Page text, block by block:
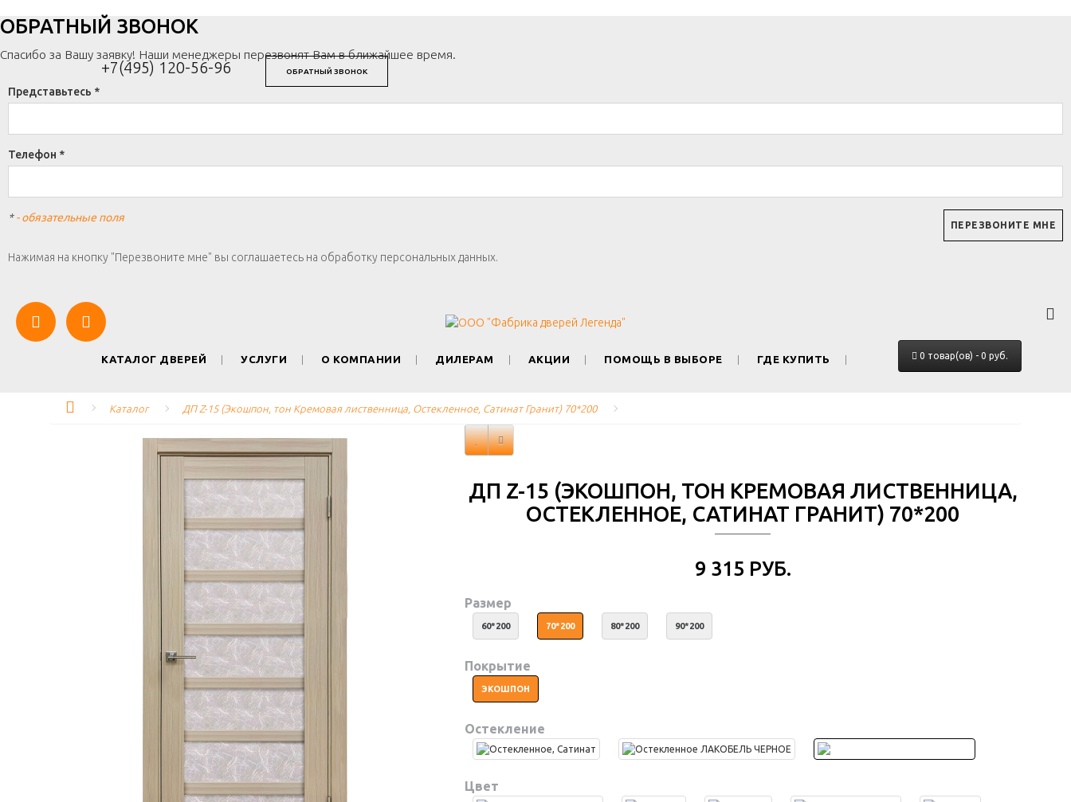
+7(495) 120-56-96 ОБРАТНЫЙ ЗВОНОК
ОБРАТНЫЙ ЗВОНОК
Спасибо за Вашу заявку! Наши менеджеры перезвонят Вам в ближайшее время.
Представьтесь *
Телефон *
*- обязательные поля
Нажимая на кнопку "Перезвоните мне" вы соглашаетесь на обработку персональных данных.
КАТАЛОГ ДВЕРЕЙ УСЛУГИ О КОМПАНИИ ДИЛЕРАМ АКЦИИ ПОМОЩЬ В ВЫБОРЕ ГДЕ КУПИТЬ 0 товар(ов) - 0 руб.
Каталог ДП Z-15 (Экошпон, тон Кремовая лиственница, Остекленное, Сатинат Гранит) 70*200
ДП Z-15 (ЭКОШПОН, ТОН КРЕМОВАЯ ЛИСТВЕННИЦА,
ОСТЕКЛЕННОЕ, САТИНАТ ГРАНИТ) 70*200
9 315 РУБ.
Размер
60*200 70*200 80*200 90*200
Покрытие
ЭКОШПОН
Остекление
Цвет